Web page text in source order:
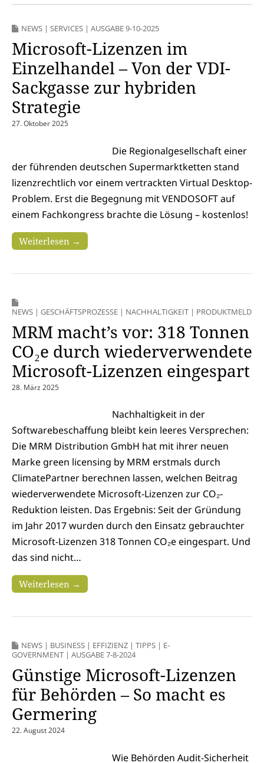
NEWS | SERVICES | AUSGABE 9-10-2025
Microsoft-Lizenzen im
Einzelhandel – Von der VDI-
Sackgasse zur hybriden
Strategie
27. Oktober 2025
Die Regionalgesellschaft einer
der führenden deutschen Supermarktketten stand
lizenzrechtlich vor einem vertrackten Virtual Desktop-
Problem. Erst die Begegnung mit VENDOSOFT auf
einem Fachkongress brachte die Lösung – kostenlos!
Weiterlesen →
NEWS | GESCHÄFTSPROZESSE | NACHHALTIGKEIT |
MRM macht’s vor: 318 Tonnen
CO₂e durch wiederverwendete
Microsoft-Lizenzen eingespart
28. März 2025
Nachhaltigkeit in der
Softwarebeschaffung bleibt kein leeres Versprechen:
Die MRM Distribution GmbH hat mit ihrer neuen
Marke green licensing by MRM erstmals durch
ClimatePartner berechnen lassen, welchen Beitrag
wiederverwendete Microsoft-Lizenzen zur CO₂-
Reduktion leisten. Das Ergebnis: Seit der Gründung
im Jahr 2017 wurden durch den Einsatz gebrauchter
Microsoft-Lizenzen 318 Tonnen CO₂e eingespart. Und
das sind nicht…
Weiterlesen →
NEWS | BUSINESS | EFFIZIENZ | TIPPS | E-
GOVERNMENT | AUSGABE 7-8-2024
Günstige Microsoft-Lizenzen
für Behörden – So macht es
Germering
22. August 2024
Wie Behörden Audit-Sicherheit